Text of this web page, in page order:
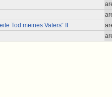
Tod meines Vaters“ II